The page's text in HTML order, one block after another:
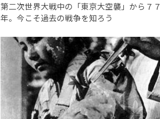
第二次世界大戦中の「東京大空襲」から７７
年。今こそ過去の戦争を知ろう